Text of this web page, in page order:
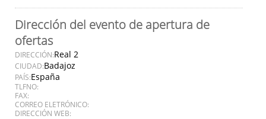
Dirección del evento de apertura de
ofertas
DIRECCIÓN:Real 2
CIUDAD:Badajoz
PAÍS:España
TLFNO:
FAX:
CORREO ELETRÓNICO:
DIRECCIÓN WEB: